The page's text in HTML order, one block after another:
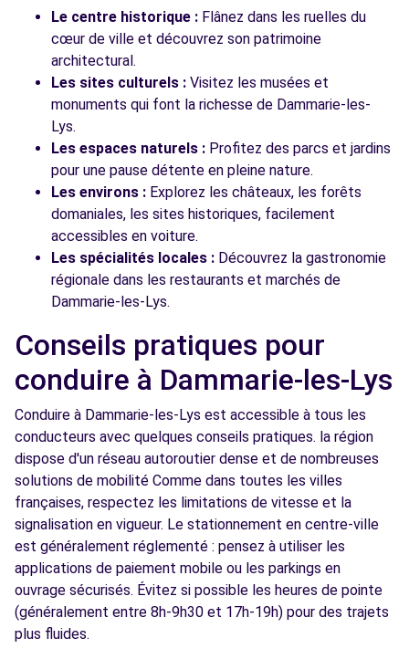
Le centre historique : Flânez dans les ruelles du
cœur de ville et découvrez son patrimoine
architectural.
Les sites culturels : Visitez les musées et
monuments qui font la richesse de Dammarie-les-
Lys.
Les espaces naturels : Profitez des parcs et jardins
pour une pause détente en pleine nature.
Les environs : Explorez les châteaux, les forêts
domaniales, les sites historiques, facilement
accessibles en voiture.
Les spécialités locales : Découvrez la gastronomie
régionale dans les restaurants et marchés de
Dammarie-les-Lys.
Conseils pratiques pour
conduire à Dammarie-les-Lys
Conduire à Dammarie-les-Lys est accessible à tous les
conducteurs avec quelques conseils pratiques. la région
dispose d'un réseau autoroutier dense et de nombreuses
solutions de mobilité Comme dans toutes les villes
françaises, respectez les limitations de vitesse et la
signalisation en vigueur. Le stationnement en centre-ville
est généralement réglementé : pensez à utiliser les
applications de paiement mobile ou les parkings en
ouvrage sécurisés. Évitez si possible les heures de pointe
(généralement entre 8h-9h30 et 17h-19h) pour des trajets
plus fluides.